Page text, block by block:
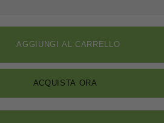
AGGIUNGI AL CARRELLO
ACQUISTA ORA